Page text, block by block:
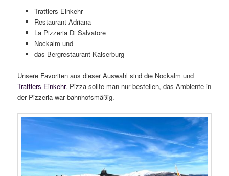
Trattlers Einkehr
Restaurant Adriana
La Pizzeria Di Salvatore
Nockalm und
das Bergrestaurant Kaiserburg
Unsere Favoriten aus dieser Auswahl sind die Nockalm und
Trattlers Einkehr. Pizza sollte man nur bestellen, das Ambiente in
der Pizzeria war bahnhofsmäßig.